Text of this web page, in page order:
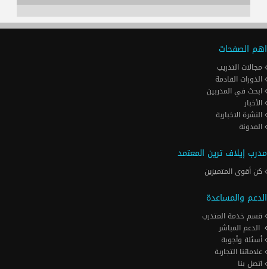
اهم الصفحات
مجالات التدريب
الدورات القادمة
ابحث في المدربين
الأخبار
النشرة الاخبارية
المدونة
مدرب إيلاف ترين المعتمد
كن أقوى المتميزين
الدعم والمساعدة
قسم خدمة المتدرب
الدعم المباشر
أسئلة وأجوبة
علاماتنا التجارية
اتصل بنا